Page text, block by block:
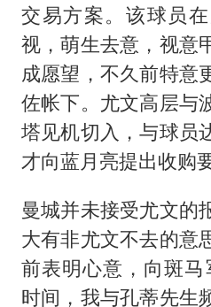
交易方案。该球员
视，萌生去意，视意
成愿望，不久前特意
佐帐下。尤文高层与
塔见机切入，与球员
才向蓝月亮提出收购要
曼城并未接受尤文的
大有非尤文不去的意
前表明心意，向斑
时间，我与孔蒂先生